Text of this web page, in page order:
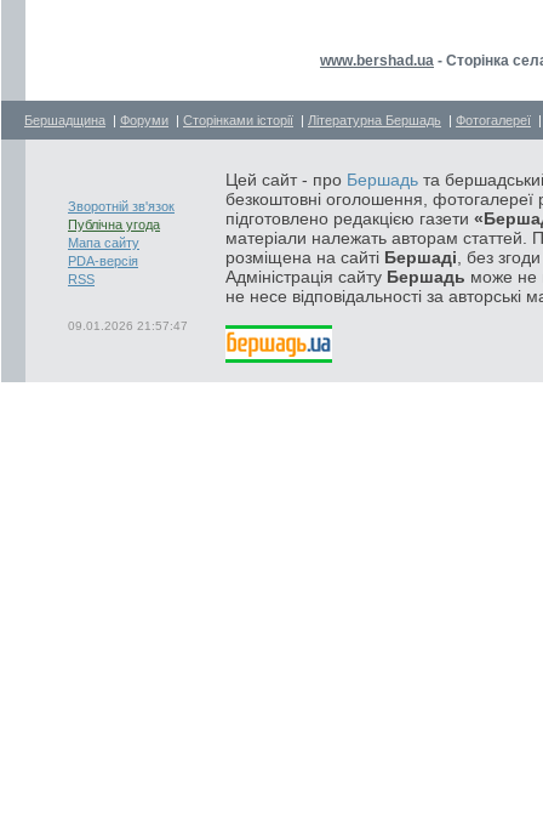
www.bershad.ua - Сторінка
Бершадщина | Форуми | Сторінками історії | Літературна Бершадь | Фотогалереї
Зворотній зв'язок
Публічна угода
Мапа сайту
PDA-версія
RSS
09.01.2026 21:57:47
Цей сайт - про Бершадь та
безкоштовні оголошення, фотогалереї
підготовлено редакцією газети
матеріали належать авторам статтей.
розміщена на сайті Бершаді , без
Адміністрація сайту Бершадь може не
не несе відповідальності за авторські